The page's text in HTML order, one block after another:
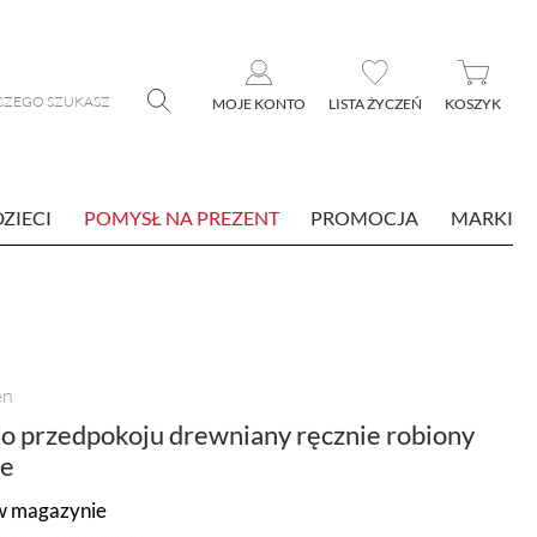
MOJE KONTO LISTA ŻYCZEŃ KOSZYK
POMYSŁ NA PREZENT PROMOCJA MARKI
przedpokoju drewniany ręcznie robiony
magazynie